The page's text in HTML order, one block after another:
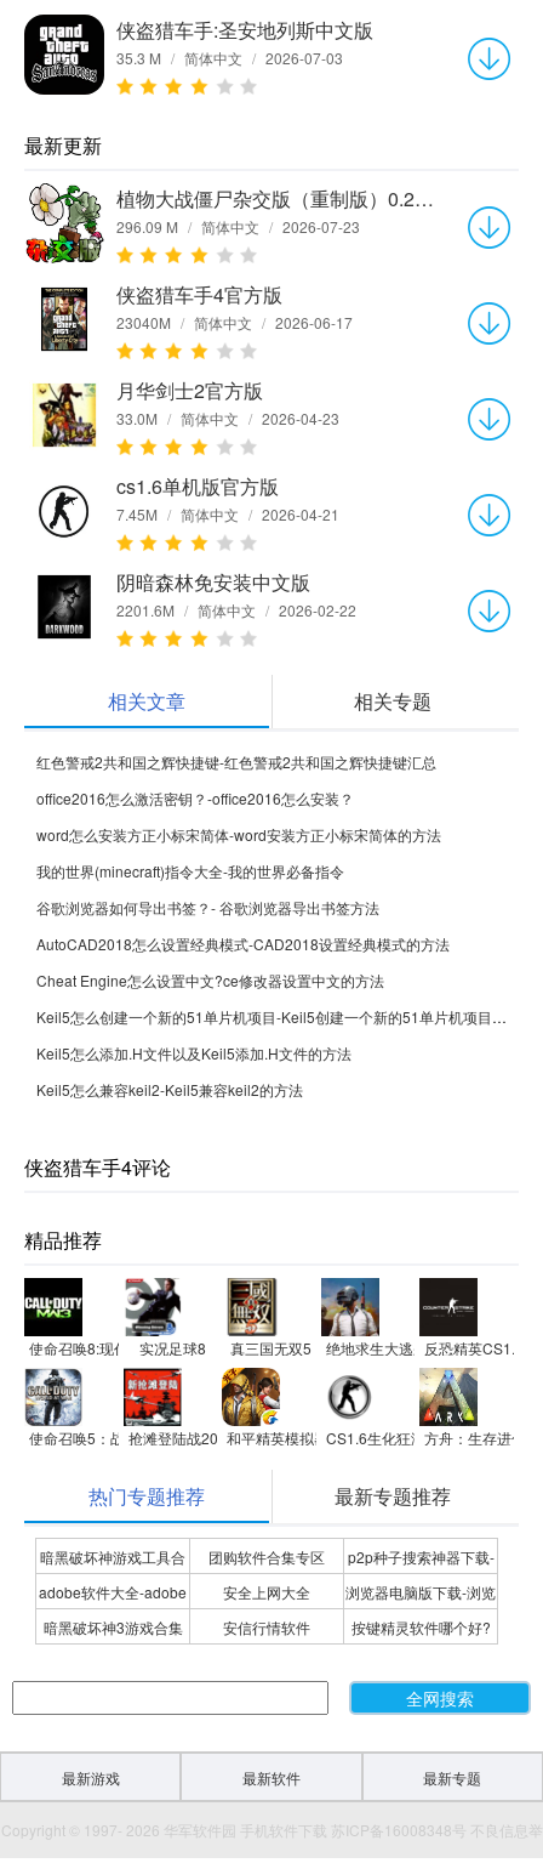
侠盗猎车手:圣安地列斯中文版
35.3 M / 简体中文 / 2026-07-03
最新更新
植物大战僵尸杂交版（重制版）0.25.0.0
296.09 M / 简体中文 / 2026-07-23
侠盗猎车手4官方版
23040M / 简体中文 / 2026-06-17
月华剑士2官方版
33.0M / 简体中文 / 2026-04-23
cs1.6单机版官方版
7.45M / 简体中文 / 2026-04-21
阴暗森林免安装中文版
2201.6M / 简体中文 / 2026-02-22
相关文章 相关专题
红色警戒2共和国之辉快捷键-红色警戒2共和国之辉快捷键汇总
office2016怎么激活密钥？-office2016怎么安装？
word怎么安装方正小标宋简体-word安装方正小标宋简体的方法
我的世界(minecraft)指令大全-我的世界必备指令
谷歌浏览器如何导出书签？- 谷歌浏览器导出书签方法
AutoCAD2018怎么设置经典模式-CAD2018设置经典模式的方法
Cheat Engine怎么设置中文?ce修改器设置中文的方法
Keil5怎么创建一个新的51单片机项目-Keil5创建一个新的51单片机项目的方法
Keil5怎么添加.H文件以及Keil5添加.H文件的方法
Keil5怎么兼容keil2-Keil5兼容keil2的方法
侠盗猎车手4评论
精品推荐
使命召唤8:现代战争3实况足球8 真三国无双5 绝地求生大逃杀反恐精英CS1.5
使命召唤5：战争世界抢滩登陆战2012和平精英模拟器应用宝版CS1.6生化狂潮(精简硬盘版)
方舟：生存进化
热门专题推荐 最新专题推荐
暗黑破坏神游戏工具合
集
团购软件合集专区
p2p种子搜索神器下载-
P2P种子搜索神器专题
adobe软件大全-adobe
全系列软件下载-adobe
安全上网大全
浏览器电脑版下载-浏览
器下载合集
暗黑破坏神3游戏合集 安信行情软件
按键精灵软件哪个好?
最新游戏 最新软件 最新专题
Copyright © 1997- 2026 华军软件园 手机软件下载 苏ICP备16008348号 不良信息举